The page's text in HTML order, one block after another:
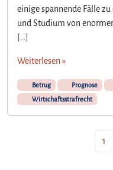
einige spannende Fälle
und Studium von
[…]
Weiterlesen »
Betrug Prognose
Wirtschaftsstrafrecht
1